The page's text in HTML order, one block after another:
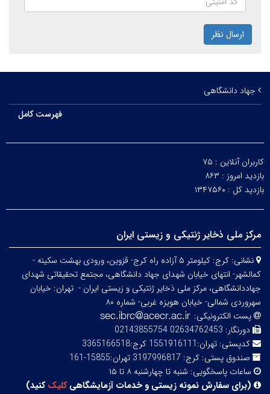
ارسال نظر
جهاد دانشگاهی
فهرست کامل
کاربران آنلاین : ۷۵
بازدید امروز : ۸۶۳
بازدید کل : ۱۳۴۷۵۶۰
مرکز ملی ذخایر ژنتیکی و زیستی ایران
نشانی:
کرج: کیلومتر ۵ آزاده راه کرج- قزوین، ورودی بهشت سکینه -
کمالشهر- انتهای خیابان شهدای جهاد دانشگاهی، مجتمع تحقیقاتی شهدای
جهاددانشگاهی، مرکز ملی ذخایر ژنتیکی و زیستی ایران - تهران: خیابان
سهروردی شمالی- خیابان هویزه غربی- شماره ۸۰
پست الکترونیکی:
دورنگار: 02634762453 02143855754
کدپستی: تهران:1551916111 کرج:3365166518
صندوق پستی: کرج: 3197996817 تهران:15855-161
ساعات پاسخگویی: شنبه تا چهارشنبه ۸ تا ۱۵
(برای سفارش نمونه زیستی و خدمات آزمایشگاهیکلیککنید)